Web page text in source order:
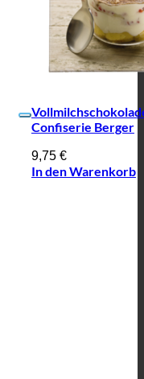
Confiserie Berger
9,75 €
In den Warenkorb